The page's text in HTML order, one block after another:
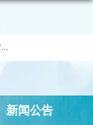
新闻公告